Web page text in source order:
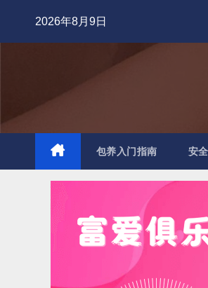
2026年8月9日
包养入门指南 安